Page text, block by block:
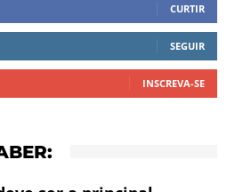
CURTIR
SEGUIR
INSCREVA-SE